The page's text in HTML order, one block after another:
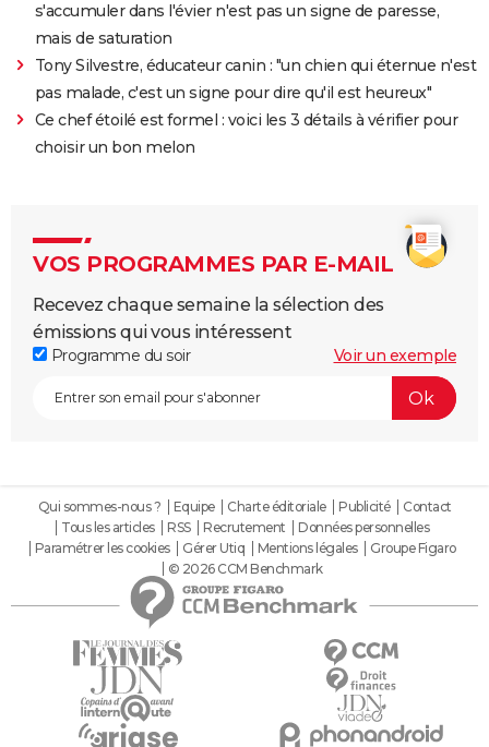
s'accumuler dans l'évier n'est pas un signe de paresse,
mais de saturation
Tony Silvestre, éducateur canin : "un chien qui éternue n'est
pas malade, c'est un signe pour dire qu'il est heureux"
Ce chef étoilé est formel : voici les 3 détails à vérifier pour
choisir un bon melon
VOS PROGRAMMES PAR E-MAIL
Recevez chaque semaine la sélection des
émissions qui vous intéressent
Programme du soir Voir un exemple
Qui sommes-nous ? Equipe Charte éditoriale Publicité
Contact
Tous les articles
RSS Recrutement
Données personnelles
Paramétrer les cookies
Gérer Utiq Mentions légales
Groupe Figaro
© 2026 CCM Benchmark